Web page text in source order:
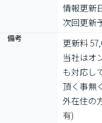
情報更新
次回更新
備考
更新料
当社はオ
も対応し
頂く事無
外在住の
有)